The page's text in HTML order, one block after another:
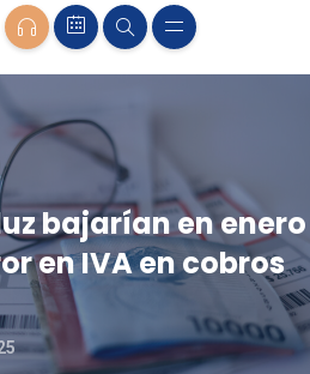
bajarían en enero
en IVA en cobros